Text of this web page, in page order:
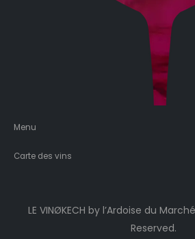
Menu
Carte des vins
LE VINØKECH by l’Ardoise du
Reserved.